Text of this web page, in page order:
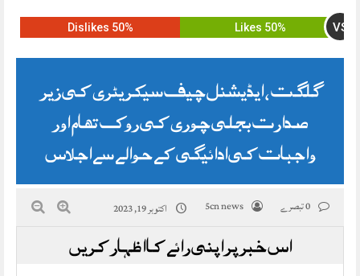
50% Likes VS
50% Dislikes
گلگت ، ایڈیشنل چیف سیکریٹری کی زیر
صدارت بجلی چوری کی روک تھام اور
واجبات کی ادائیگی کے حوالے سے اجلاس
5cn news اکتوبر 19, 2023
اس خبر پر اپنی رائے کا اظہار کریں